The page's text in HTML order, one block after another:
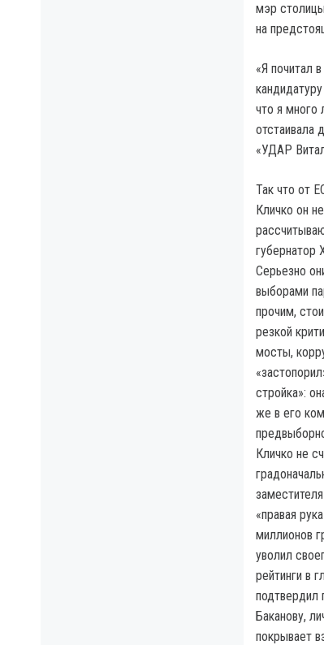
мэр
на
«Я почитал
что я много
отстаивала
«УДАР
Так что от
Кличко он
губернатор
Серьезно
выборами
прочим,
резкой
мосты,
стройка»:
же в его
Кличко не
«правая
миллионов
уволил
рейтинги в
подтвердил
Баканову,
покрывает